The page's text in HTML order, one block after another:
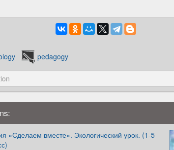
pedagogy
«Сделаем вместе». Экологический урок. (1-5